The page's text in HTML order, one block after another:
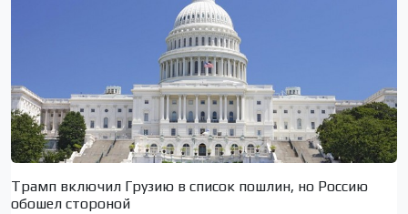
Трамп включил Грузию в список пошлин, но Россию
обошел стороной